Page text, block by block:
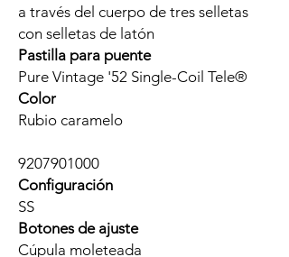
a través del cuerpo de tres selletas
con selletas de latón
Pastilla para puente
Pure Vintage '52 Single-Coil Tele®
Color
Rubio caramelo
9207901000
Configuración
SS
Botones de ajuste
Cúpula moleteada